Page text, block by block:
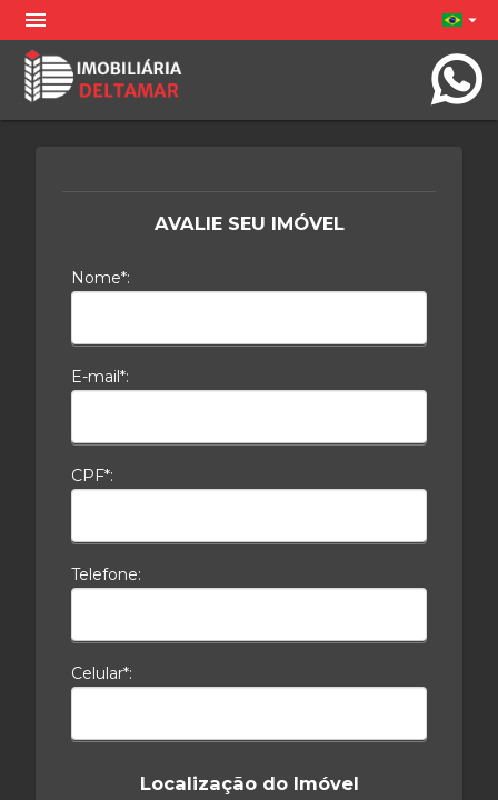
menu arrow_drop_down
AVALIE SEU IMÓVEL
Nome*:
E-mail*:
CPF*:
Telefone:
Celular*:
Localização do Imóvel